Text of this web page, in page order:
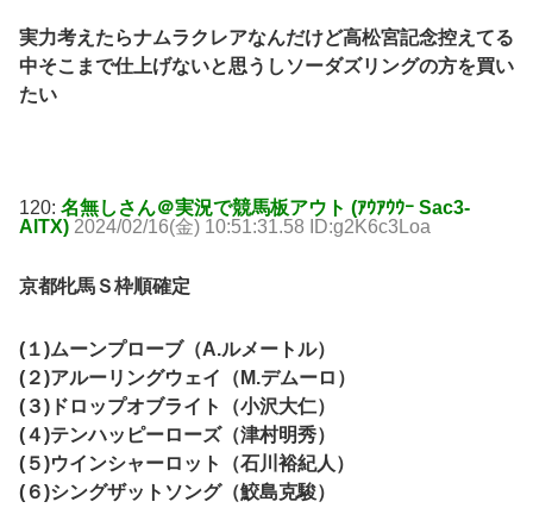
実力考えたらナムラクレアなんだけど高松宮記念控えてる
中そこまで仕上げないと思うしソーダズリングの方を買い
たい
120: 名無しさん＠実況で競馬板アウト (ｱｳｱｳｳｰ Sac3-
AlTX) 2024/02/16(金) 10:51:31.58 ID:g2K6c3Loa
京都牝馬Ｓ枠順確定
(１)ムーンプローブ（A.ルメートル）
(２)アルーリングウェイ（M.デムーロ）
(３)ドロップオブライト（小沢大仁）
(４)テンハッピーローズ（津村明秀）
(５)ウインシャーロット（石川裕紀人）
(６)シングザットソング（鮫島克駿）